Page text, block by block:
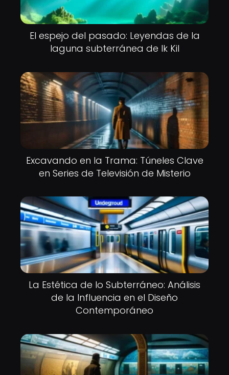
El espejo del pasado: Leyendas de la
laguna subterránea de Ik Kil
Excavando en la Trama: Túneles Clave
en Series de Televisión de Misterio
La Estética de lo Subterráneo: Análisis
de la Influencia en el Diseño
Contemporáneo